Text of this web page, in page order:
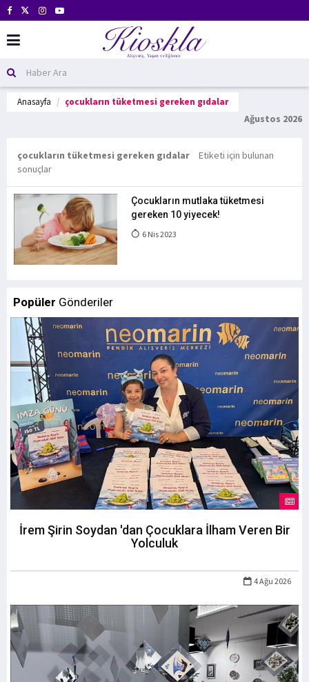
Anasayfa çocukların tüketmesi gereken gıdalar
Ağustos 2026
çocukların tüketmesi gereken gıdalar
Etiketi için bulunan
sonuçlar
Çocukların mutlaka tüketmesi
gereken 10 yiyecek!
6 Nis 2023
Popüler Gönderiler
İrem Şirin Soydan 'dan Çocuklara İlham Veren Bir
Yolculuk
4 Ağu 2026